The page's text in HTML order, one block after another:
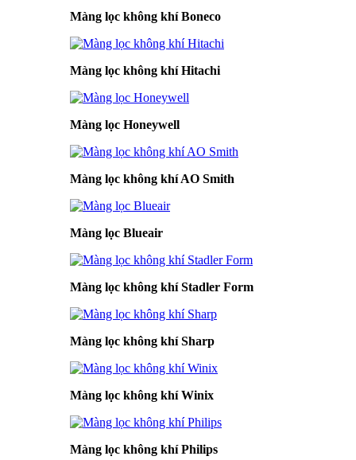
Màng lọc không khí Boneco
Màng lọc không khí Hitachi
Màng lọc Honeywell
Màng lọc không khí AO Smith
Màng lọc Blueair
Màng lọc không khí Stadler Form
Màng lọc không khí Sharp
Màng lọc không khí Winix
Màng lọc không khí Philips